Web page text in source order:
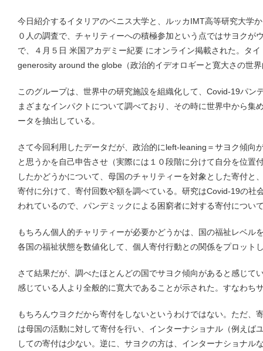
今日紹介するイタリアのベニス大学と、ルッカIMT高等研究大学
０人の調査で、チャリティーへの積極参加という点ではサヨクが
で、４月５日 米国アカデミー紀要 にオンライン掲載された。タ
generosity around the globe（政治的イデオロギーと寛大さの世
このグループは、世界中の研究施設を組織化して、Covid-19パン
まざまなインパクトについて調べており、その時に世界中から集
ータを抽出している。
さて今回利用したデータだが、政治的にleft-leaning＝サヨク傾向
と思うかを自己申告させ（実際には１０段階に分けて自分を位置
したかどうかについて、母国のチャリティーを対象とした寄付と
寄付に分けて、寄付回数や額を調べている。研究はCovid-19の社
われているので、パンデミックによる困窮者に対する寄付につい
もちろん個人的チャリティーが必要かどうかは、国の福祉レベル
各国の福祉状態を数値化して、個人寄付行動との関係をプロット
さて結果だが、調べたほとんどの国でサヨク傾向があると感じて
感じている人より全般的に寛大であることが示された。すなわち
もちろんウヨクだから寄付をしないというわけではない。ただ、
は母国の活動に対して寄付を行い、インターナショナル（例えば
しての寄付は少ない。逆に、サヨクの方は、インターナショナル